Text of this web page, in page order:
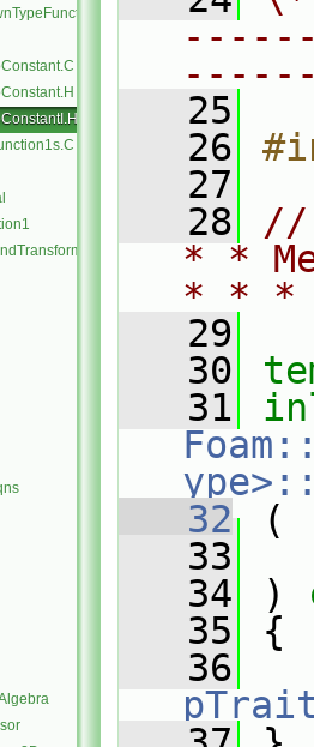
   25
   26
   27
   28
//
* *
* *
   29
   30
   31
   32
(
   33
   34
)
   35
{
   36